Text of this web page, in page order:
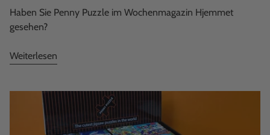
Haben Sie Penny Puzzle im Wochenmagazin Hjemmet
gesehen?
Weiterlesen